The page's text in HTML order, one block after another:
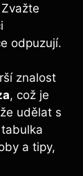
odpuzují.
znalost
, což je
udělat s
a tipy,